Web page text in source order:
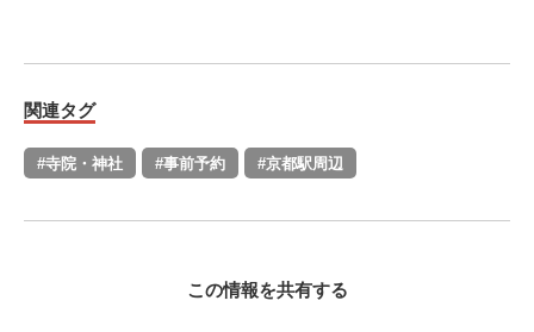
関連タグ
#寺院・神社 #事前予約 #京都駅周辺
この情報を共有する